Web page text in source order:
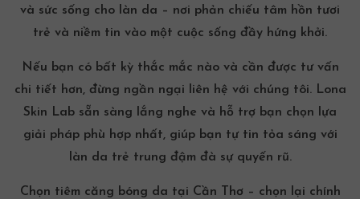
và sức sống cho làn da – nơi phản chiếu tâm hồn tươi
trẻ và niềm tin vào một cuộc sống đầy hứng khởi.
Nếu bạn có bất kỳ thắc mắc nào và cần được tư vấn
chi tiết hơn, đừng ngần ngại liên hệ với chúng tôi. Lona
Skin Lab sẵn sàng lắng nghe và hỗ trợ bạn chọn lựa
giải pháp phù hợp nhất, giúp bạn tự tin tỏa sáng với
làn da trẻ trung đậm đà sự quyến rũ.
Chọn tiêm căng bóng da tại Cần Thơ– chọn lại chính